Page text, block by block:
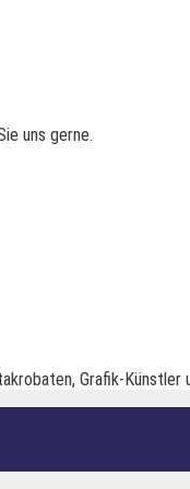
uns gerne.
Grafik-